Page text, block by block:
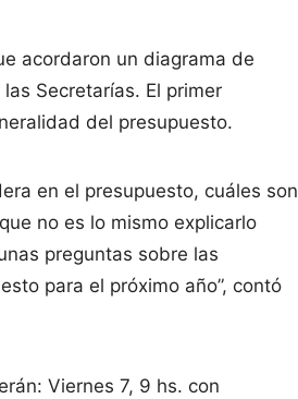
acordaron un diagrama de
Secretarías. El primer
del presupuesto.
en el presupuesto, cuáles son
no es lo mismo explicarlo
preguntas sobre las
para el próximo año”, contó
Viernes 7, 9 hs. con